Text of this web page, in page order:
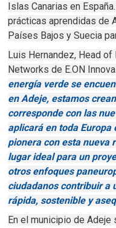
Islas Canarias en España.
prácticas aprendidas de
Países Bajos y Suecia
Luis Hernandez, Head
Networks de E.ON
energía verde se
en Adeje, estamos
corresponde con las
aplicará en toda Europa
pionera con esta nueva
lugar ideal para un
otros enfoques
ciudadanos contribuir a
rápida, sostenible y
En el municipio de Adeje